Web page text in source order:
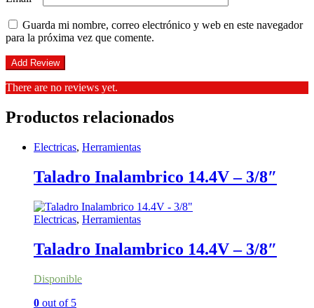
Guarda mi nombre, correo electrónico y web en este navegador
para la próxima vez que comente.
There are no reviews yet.
Productos relacionados
Electricas, Herramientas
Taladro Inalambrico 14.4V – 3/8″
Electricas, Herramientas
Taladro Inalambrico 14.4V – 3/8″
Disponible
0 out of 5